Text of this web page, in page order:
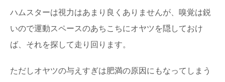
ハムスターは視力はあまり良くありませんが、嗅覚は鋭
いので運動スペースのあちこちにオヤツを隠しておけ
ば、それを探して走り回ります。
ただしオヤツの与えすぎは肥満の原因にもなってしまう